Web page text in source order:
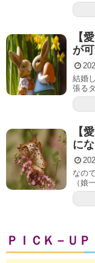
【
が
結婚
張る
【
に
なの
（娘
ＰＩＣＫ－ＵＰ